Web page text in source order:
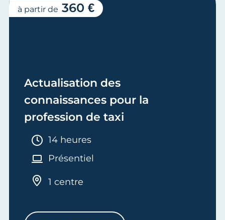
Actualisation des
connaissances pour la
profession de taxi
Durée :
14 heures
Présentiel
1 centre
à partir de 360 €